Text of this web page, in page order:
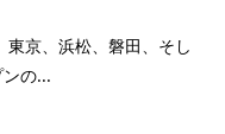
東京、浜松、磐田、そし
の...